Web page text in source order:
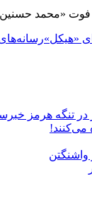
«محمد حسنین
«هیکل»
در تنگه هرمز
می‌کنند!
واشنگتن